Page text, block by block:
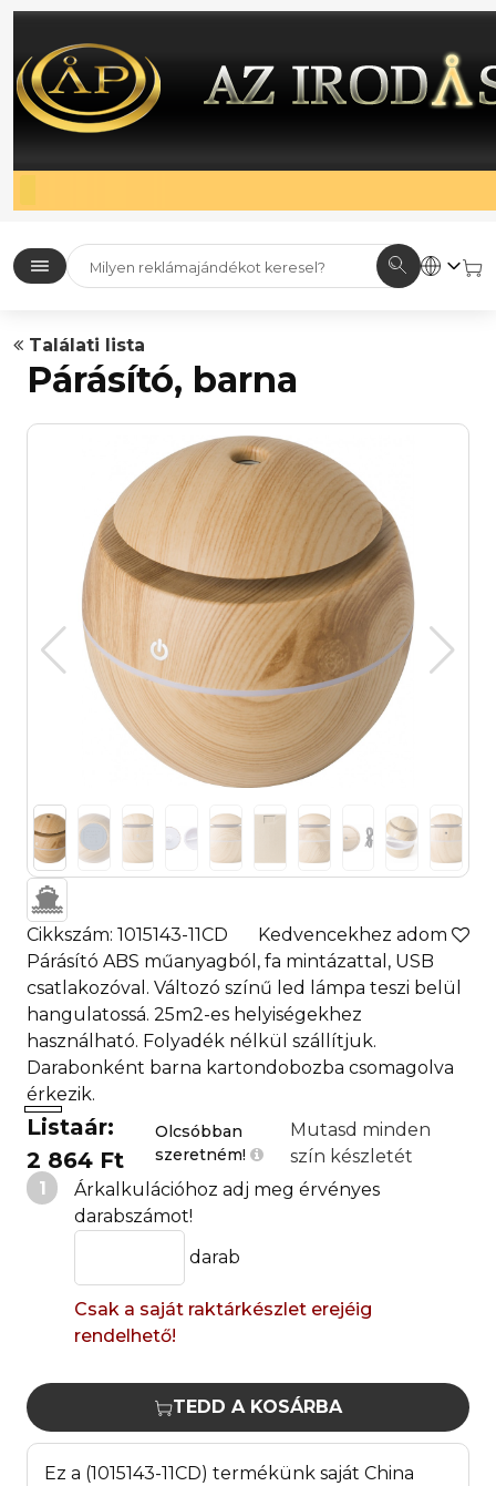
Találati lista
Párásító, barna
Cikkszám: 1015143-11CD
Kedvencekhez adom
Párásító ABS műanyagból, fa mintázattal, USB
csatlakozóval. Változó színű led lámpa teszi belül
hangulatossá. 25m2-es helyiségekhez
használható. Folyadék nélkül szállítjuk.
Darabonként barna kartondobozba csomagolva
érkezik.
Listaár:
2 864 Ft
Olcsóbban
szeretném!
Mutasd minden
szín készletét
1
Árkalkulációhoz adj meg érvényes
darabszámot!
darab
Csak a saját raktárkészlet erejéig
rendelhető!
TEDD A KOSÁRBA
Ez a (1015143-11CD) termékünk saját China